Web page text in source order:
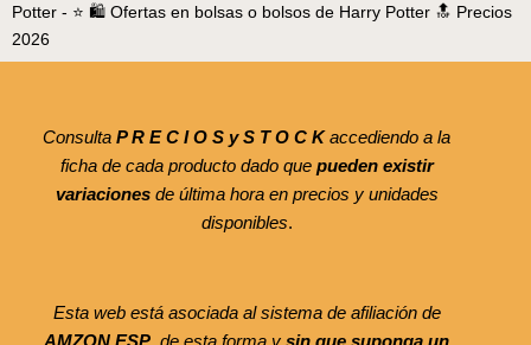
Potter - ⭐️ 🛍️ Ofertas en bolsas o bolsos de Harry Potter 🔝 Precios
2026
Consulta P R E C I O S y S T O C Kaccediendo a la
ficha de cada producto dado que pueden existir
variacionesde última hora en precios y unidades
disponibles.
Esta web está asociada al sistema de afiliación de